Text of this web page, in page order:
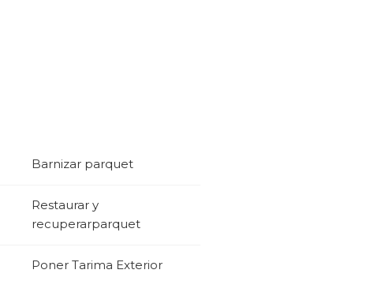
Barnizar parquet
Restaurar y
recuperarparquet
Poner Tarima Exterior